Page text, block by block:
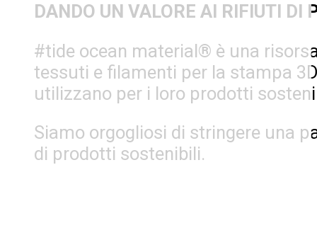
DANDO UN VALORE AI RIFIUTI DI
#tide ocean material® è una
tessuti e filamenti per la stampa
utilizzano per i loro prodotti
Siamo orgogliosi di stringere una
di prodotti sostenibili.